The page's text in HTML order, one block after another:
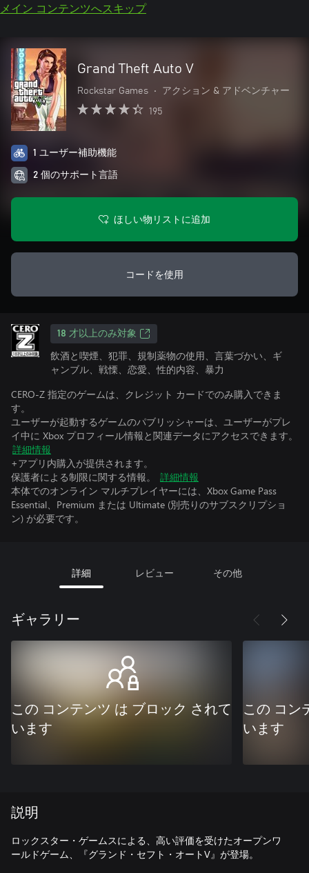
メイン コンテンツへスキップ
Grand Theft Auto V
Rockstar Games • アクション & アドベンチャー
195
1 ユーザー補助機能
2 個のサポート言語
ほしい物リストに追加
コードを使用
18 才以上のみ対象
飲酒と喫煙、犯罪、規制薬物の使用、言葉づかい、ギ
ャンブル、戦慄、恋愛、性的内容、暴力
CERO-Z 指定のゲームは、クレジット カードでのみ購入できま
す。
ユーザーが起動するゲームのパブリッシャーは、ユーザーがプレ
イ中に Xbox プロフィール情報と関連データにアクセスできます。
詳細情報
+アプリ内購入が提供されます。
保護者による制限に関する情報。
詳細情報
本体でのオンライン マルチプレイヤーには、Xbox Game Pass
Essential、Premium または Ultimate (別売りのサブスクリプショ
ン) が必要です。
詳細 レビュー その他
ギャラリー
この コンテンツ は ブロック されて
います
この コン
います
説明
ロックスター・ゲームスによる、高い評価を受けたオープンワ
ールドゲーム、『グランド・セフト・オートV』が登場。